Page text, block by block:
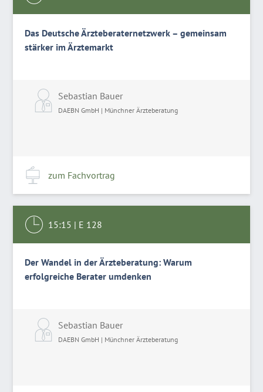
Das Deutsche Ärzteberaternetzwerk – gemeinsam
stärker im Ärztemarkt
Sebastian Bauer
DAEBN GmbH | Münchner Ärzteberatung
zum Fachvortrag
15:15 | E 128
Der Wandel in der Ärzteberatung: Warum
erfolgreiche Berater umdenken
Sebastian Bauer
DAEBN GmbH | Münchner Ärzteberatung